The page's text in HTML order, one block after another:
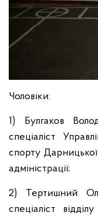
Чоловіки:
1) Булгаков
спеціаліст
спорту
адміністрації;
2) Тертишний
спеціаліст